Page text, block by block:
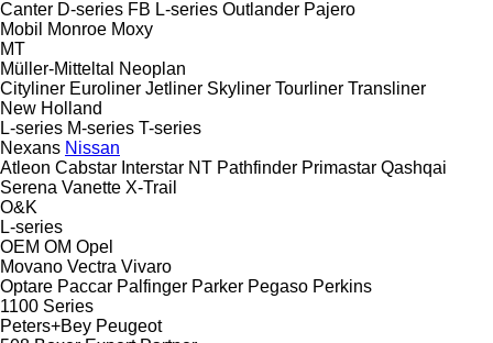
Canter D-series FB L-series Outlander Pajero
Mobil
Monroe Moxy
MT
Müller-Mitteltal
Neoplan
Cityliner Euroliner Jetliner Skyliner Tourliner Transliner
New Holland
L-series M-series T-series
Nexans Nissan
Atleon Cabstar Interstar NT Pathfinder Primastar Qashqai
Serena Vanette X-Trail
O&K
L-series
OEM OM Opel
Movano Vectra Vivaro
Optare Paccar Palfinger Parker Pegaso Perkins
1100 Series
Peters+Bey Peugeot